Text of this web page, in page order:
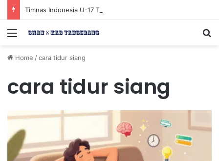
Menu
Home /cara tidur siang
cara tidur siang